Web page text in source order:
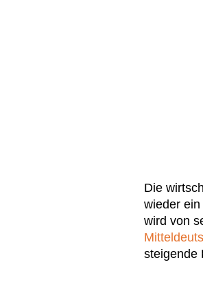
Die
wieder
wird von
steigende